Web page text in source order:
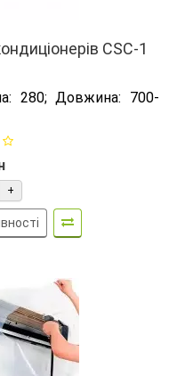
CSC-1
280; Довжина: 700-
+